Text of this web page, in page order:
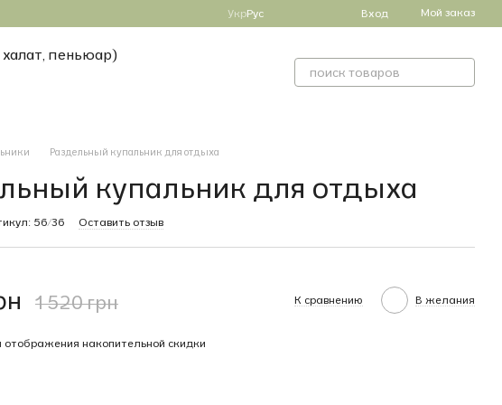
УкрРус Вход Мой заказ
пеньюар)
Раздельный купальник для отдыха
купальник для отдыха
56/36 Оставить отзыв
1 520 грн К сравнению В желания
отображения накопительной скидки